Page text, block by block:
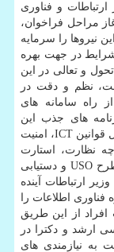
و فناوری
مراحل فراخوان،
نیروها را سرمایه
در جهت بهره
و تعالی در این
نظم و دقت در
راه سامانه های
های جذب این
سرمایه های انسانی سرفصل های راهبردی شامل قوانین ICT، امنیت
نظارت، استارت
آپ ها، كارتابل دولت، دولت همراه، نظارت بر طرح USO و دستیابی
ارتباطات آینده
اطلاعات را
افراد از این طریق
ارشد و دكترا در
به نیازمندی های